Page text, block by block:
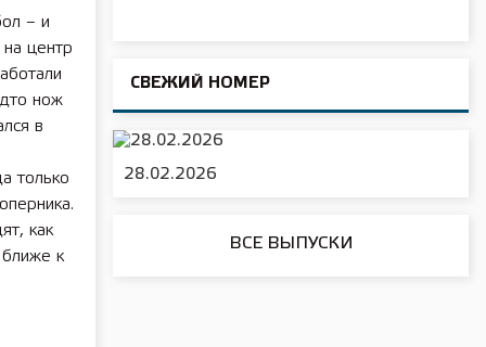
– и
центр
нож
в
только
как
ближе к
СВЕЖИЙ НОМЕР
28.02.2026
ВСЕ ВЫПУСКИ